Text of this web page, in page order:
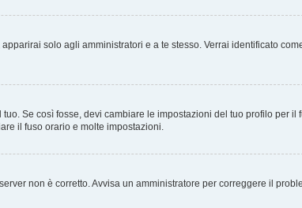
solo agli amministratori e a te stesso. Verrai identificato
Se così fosse, devi cambiare le impostazioni del tuo profilo per il
il fuso orario e molte impostazioni.
non è corretto. Avvisa un amministratore per correggere il